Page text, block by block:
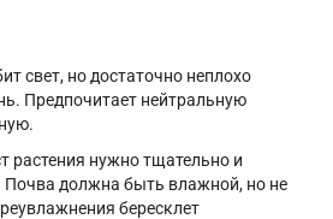
свет, но достаточно неплохо
Предпочитает нейтральную
растения нужно тщательно и
Почва должна быть влажной, но не
бересклет